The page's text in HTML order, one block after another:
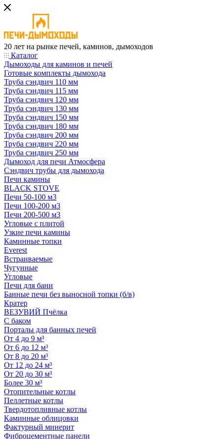
20 лет на рынке печей, каминов, дымоходов
Каталог
Дымоходы для каминов и печей
Готовые комплекты дымохода
Труба сэндвич 110 мм
Труба сэндвич 115 мм
Труба сэндвич 120 мм
Труба сэндвич 130 мм
Труба сэндвич 150 мм
Труба сэндвич 180 мм
Труба сэндвич 200 мм
Труба сэндвич 220 мм
Труба сэндвич 250 мм
Дымоход для печи Атмосфера
Сэндвич трубы для дымохода
Печи камины
BLACK STOVE
Печи 50-100 м3
Печи 100-200 м3
Печи 200-500 м3
Угловые с плитой
Узкие печи камины
Каминные топки
Everest
Встраиваемые
Чугунные
Угловые
Печи для бани
Банные печи без выносной топки (б/в)
Кратер
ВЕЗУВИЙ Пчёлка
С баком
Порталы для банных печей
От 4 до 9 м³
От 6 до 12 м³
От 8 до 20 м³
От 12 до 24 м³
От 20 до 30 м³
Более 30 м³
Отопительные котлы
Пеллетные котлы
Твердотопливные котлы
Каминные облицовки
Фактурный минерит
Фиброцементные панели